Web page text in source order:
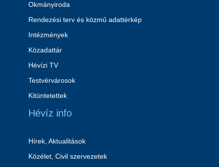
Okmányiroda
Rendezési terv és közmű adattérkép
Intézmények
Közadattár
Hévízi TV
Testvérvárosok
Kitüntetettek
Hévíz info
Hírek, Aktualitások
Közélet, Civil szervezetek